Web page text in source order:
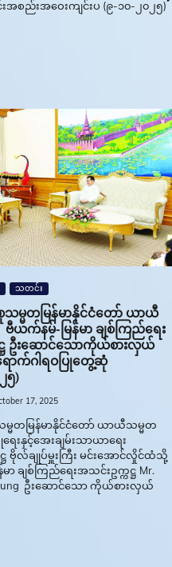
စည်းအဝေးကျင်းပ (၉-၁၀-၂၀၂၅)
သတင်း
သမ္မတမြန်မာနိုင်ငံတော် ယာယီ
က်နမ်-မြန်မာ ချစ်ကြည်ရေး
ဌ ဦးဆောင်သောကိုယ်စားလှယ်
ာက်ဂါရဝပြုတွေ့ဆုံ
၅)
17, 2025
မ္မတမြန်မာနိုင်ငံတော် ယာယီသမ္မတ
ေးနှင့်အေးချမ်းသာယာရေး
ဌ ဗိုလ်ချုပ်မှူးကြီး မင်းအောင်လှိုင်ထံသို့
ာ ချစ်ကြည်ရေးအသင်းဥက္ကဋ္ဌ Mr.
ဦးဆောင်သော ကိုယ်စားလှယ်